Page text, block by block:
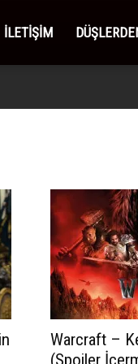
İLETIŞIM
Warcraft –
(Spoiler